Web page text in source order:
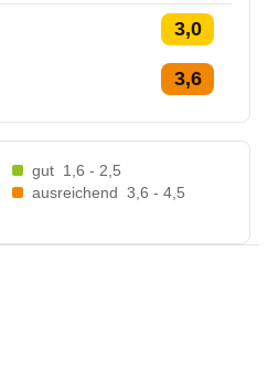
3,0
3,6
gut 1,6 - 2,5
ausreichend 3,6 - 4,5